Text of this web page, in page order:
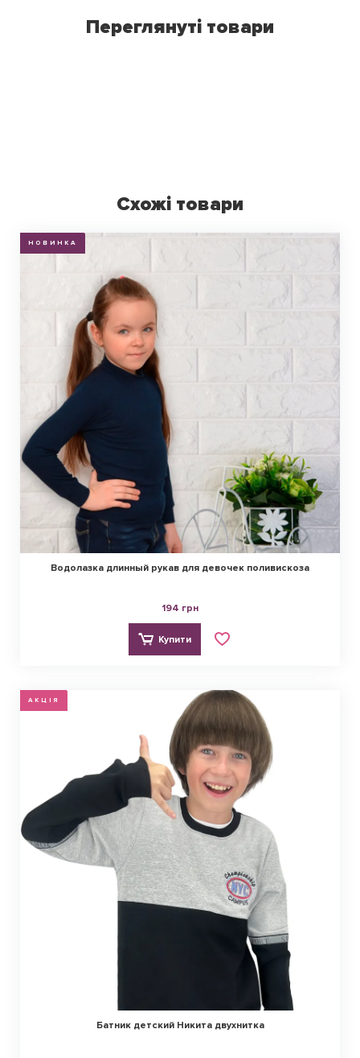
Переглянуті товари
Схожі товари
НОВИНКА
Водолазка длинный рукав для девочек поливискоза
194 грн
Купити
АКЦІЯ
Батник детский Никита двухнитка